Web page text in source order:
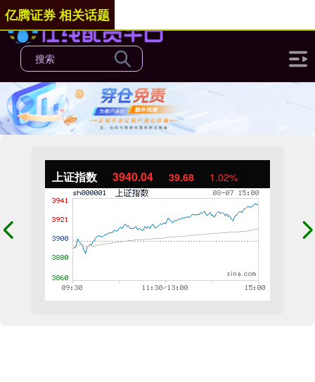
上证指数 3940.04 39.68 1.02%
亿腾证券 相关话题